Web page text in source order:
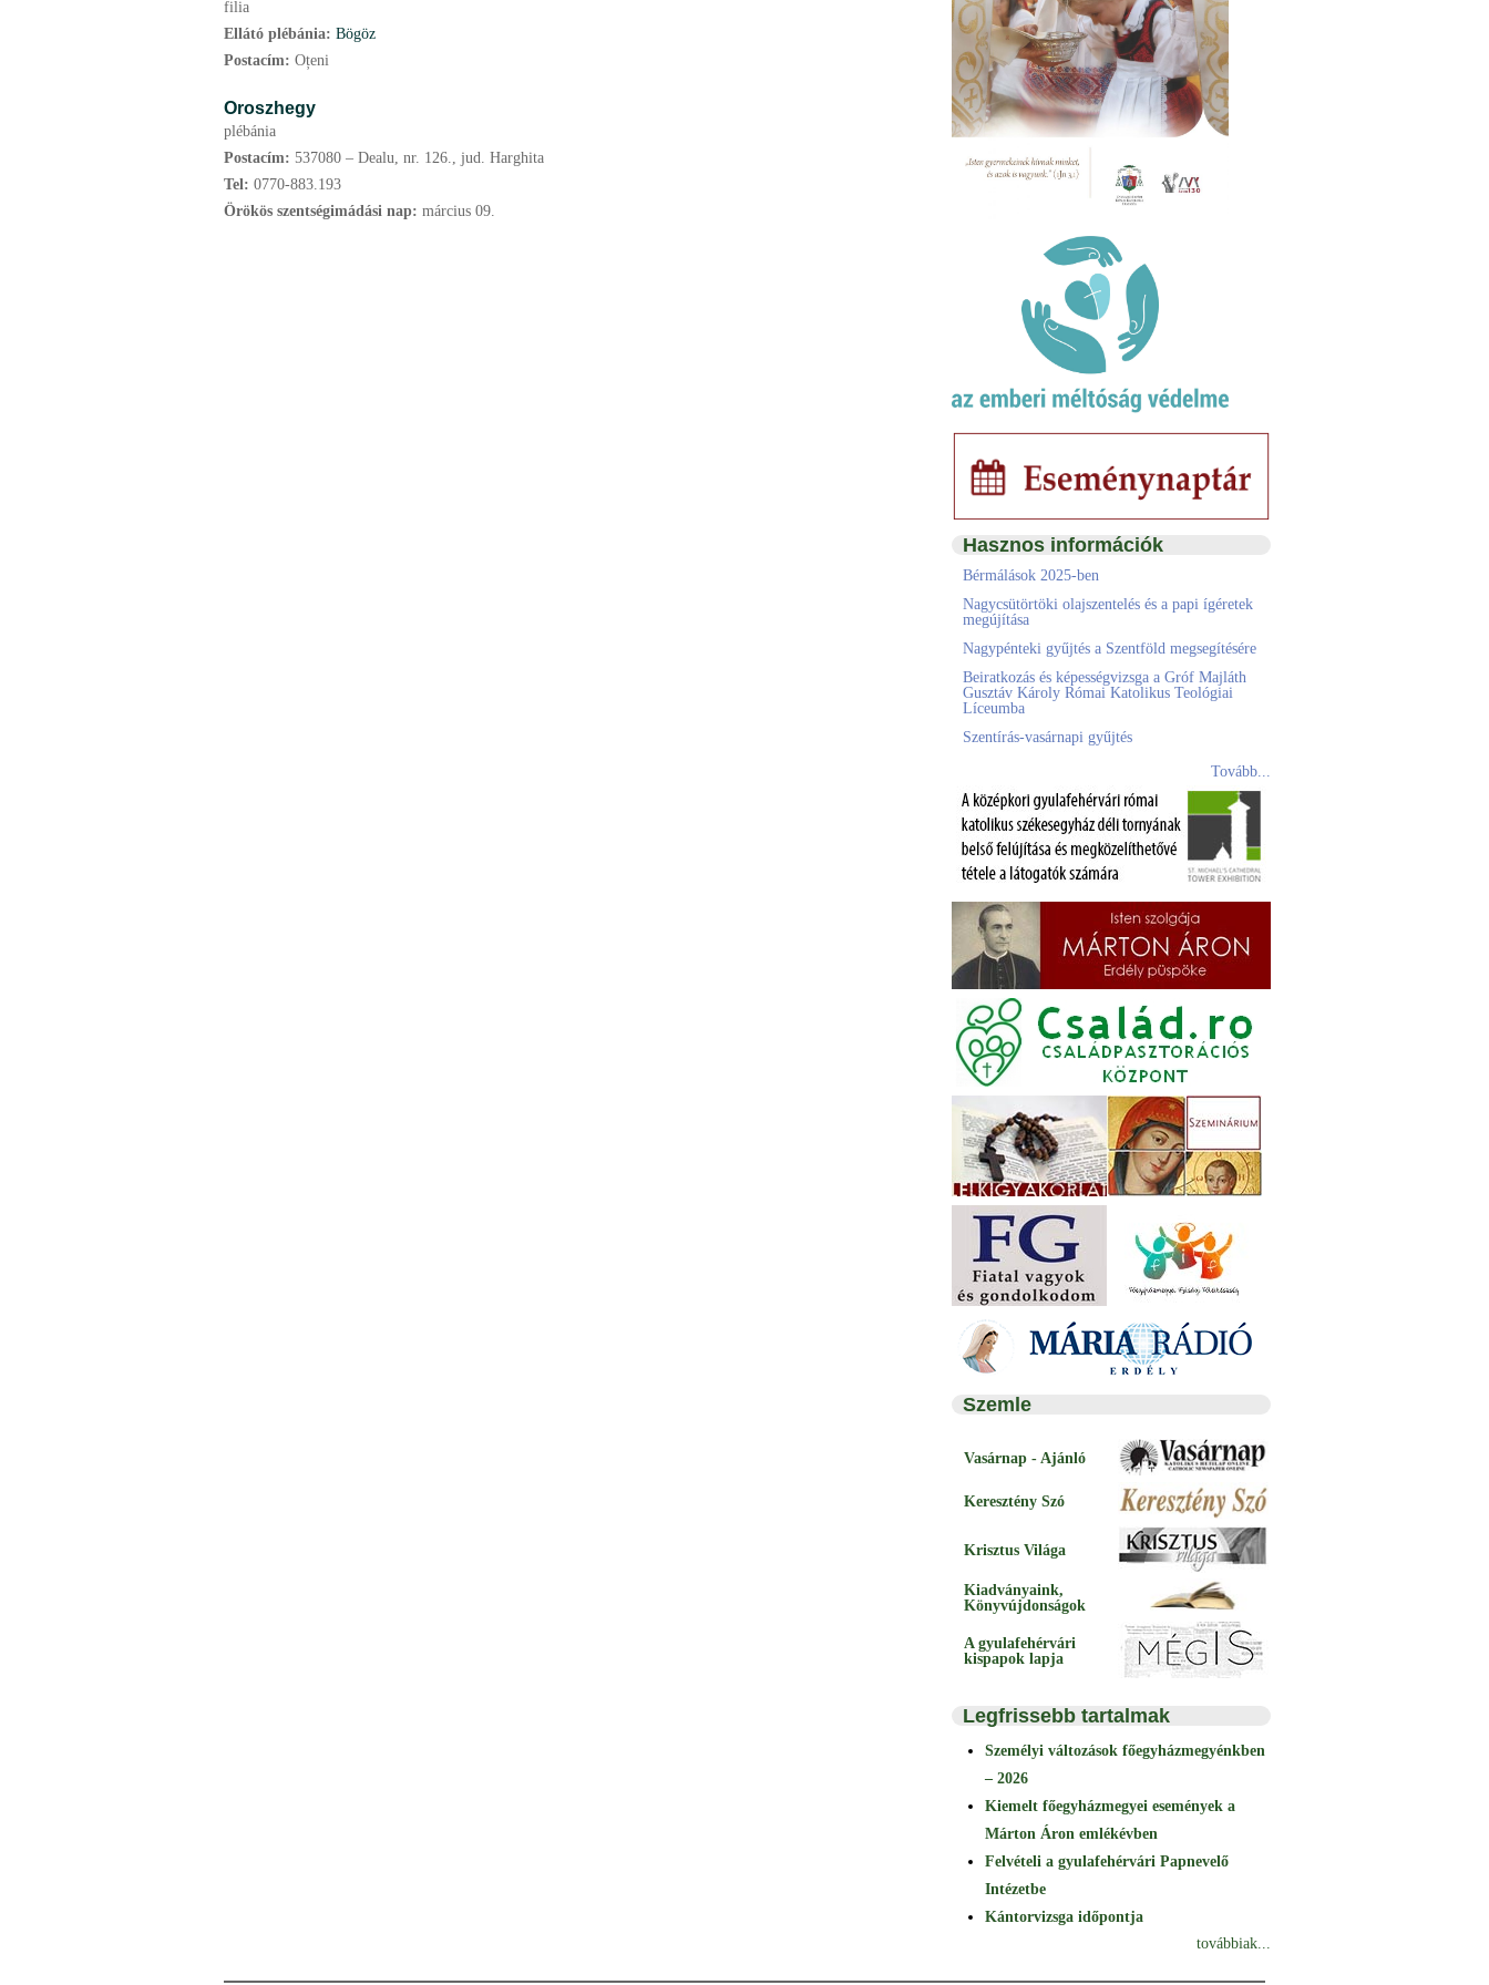
filia
Ellátó plébánia: Bögöz
Postacím: Oțeni
Oroszhegy
plébánia
Postacím: 537080 – Dealu, nr. 126., jud. Harghita
Tel: 0770-883.193
Örökös szentségimádási nap: március 09.
Hasznos információk
Bérmálások 2025-ben
Nagycsütörtöki olajszentelés és a papi ígéretek
megújítása
Nagypénteki gyűjtés a Szentföld megsegítésére
Beiratkozás és képességvizsga a Gróf Majláth
Gusztáv Károly Római Katolikus Teológiai
Líceumba
Szentírás-vasárnapi gyűjtés
Tovább...
Szemle
Vasárnap - Ajánló
Keresztény Szó
Krisztus Világa
Kiadványaink,
Könyvújdonságok
A gyulafehérvári
kispapok lapja
Legfrissebb tartalmak
Személyi változások főegyházmegyénkben
– 2026
Kiemelt főegyházmegyei események a
Márton Áron emlékévben
Felvételi a gyulafehérvári Papnevelő
Intézetbe
Kántorvizsga időpontja
továbbiak...